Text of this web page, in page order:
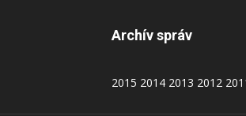
Archív správ
2015 2014 2013 2012